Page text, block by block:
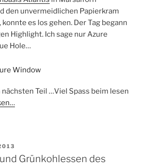
den unvermeidlichen Papierkram
es los gehen. Der Tag begann
Highlight. Ich sage nur Azure
Hole…
Teil …Viel Spass beim lesen
Grünkohlessen des